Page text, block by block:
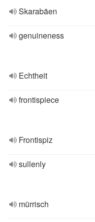
Skarabäen
genuineness
Echtheit
frontispiece
Frontispiz
sullenly
mürrisch